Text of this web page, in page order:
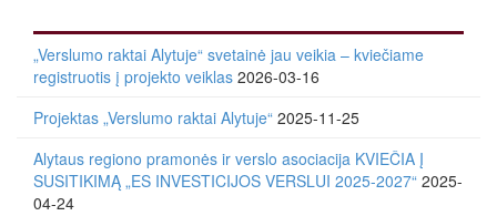
„Verslumo raktai Alytuje“ svetainė jau veikia – kviečiame
registruotis į projekto veiklas 2026-03-16
Projektas „Verslumo raktai Alytuje“ 2025-11-25
Alytaus regiono pramonės ir verslo asociacija KVIEČIA Į
SUSITIKIMĄ „ES INVESTICIJOS VERSLUI 2025-2027“ 2025-
04-24